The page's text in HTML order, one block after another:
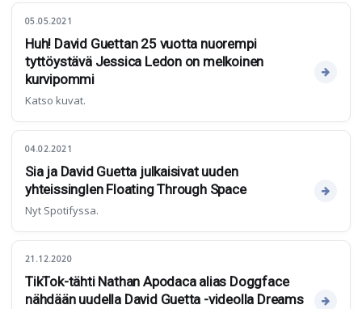
05.05.2021
Huh! David Guettan 25 vuotta nuorempi
tyttöystävä Jessica Ledon on melkoinen
kurvipommi
Katso kuvat.
04.02.2021
Sia ja David Guetta julkaisivat uuden
yhteissinglen Floating Through Space
Nyt Spotifyssa.
21.12.2020
TikTok-tähti Nathan Apodaca alias Doggface
nähdään uudella David Guetta -videolla Dreams